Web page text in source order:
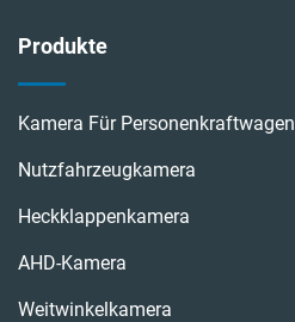
Produkte
Kamera Für Personenkraftwagen
Nutzfahrzeugkamera
Heckklappenkamera
AHD-Kamera
Weitwinkelkamera